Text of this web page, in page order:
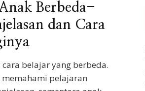
Berbeda-
dan Cara
belajar yang berbeda.
memahami pelajaran